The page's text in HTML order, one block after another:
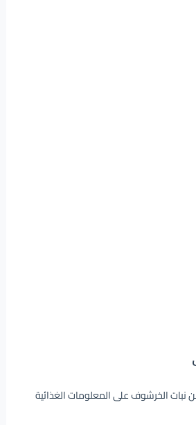
100 جرام من نبات الخرشوف على المعلومات الغذائية